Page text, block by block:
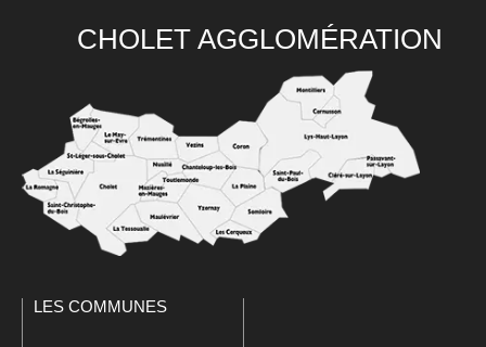
CHOLET AGGLOMÉRATION
LES COMMUNES